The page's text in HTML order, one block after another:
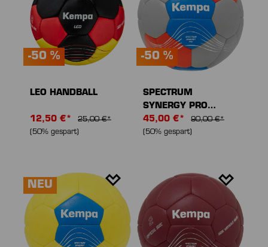
-50 %
LEO HANDBALL
12,50 €*
25,00 €*
(50% gespart)
-50 %
SPECTRUM
SYNERGY PRO
HANDBALL
45,00 €*
90,00 €*
(50% gespart)
NEU